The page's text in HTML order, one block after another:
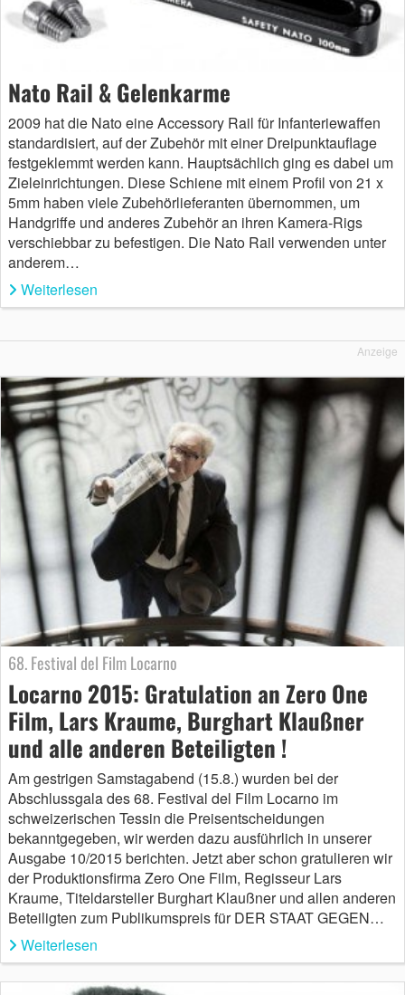
Nato Rail & Gelenkarme
2009 hat die Nato eine Accessory Rail für Infanteriewaffen
standardisiert, auf der Zubehör mit einer Dreipunktauflage
festgeklemmt werden kann. Hauptsächlich ging es dabei um
Zieleinrichtungen. Diese Schiene mit einem Profil von 21 x
5mm haben viele Zubehörlieferanten übernommen, um
Handgriffe und anderes Zubehör an ihren Kamera-Rigs
verschiebbar zu befestigen. Die Nato Rail verwenden unter
anderem…
Weiterlesen
Anzeige
68. Festival del Film Locarno
Locarno 2015: Gratulation an Zero One
Film, Lars Kraume, Burghart Klaußner
und alle anderen Beteiligten !
Am gestrigen Samstagabend (15.8.) wurden bei der
Abschlussgala des 68. Festival del Film Locarno im
schweizerischen Tessin die Preisentscheidungen
bekanntgegeben, wir werden dazu ausführlich in unserer
Ausgabe 10/2015 berichten. Jetzt aber schon gratulieren wir
der Produktionsfirma Zero One Film, Regisseur Lars
Kraume, Titeldarsteller Burghart Klaußner und allen anderen
Beteiligten zum Publikumspreis für DER STAAT GEGEN…
Weiterlesen